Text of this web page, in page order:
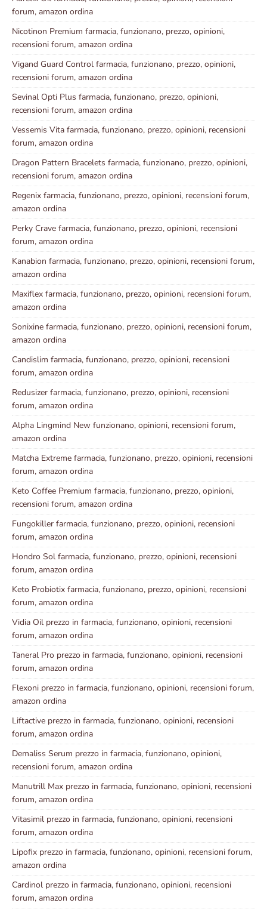
forum, amazon ordina
Nicotinon Premium farmacia, funzionano, prezzo, opinioni,
recensioni forum, amazon ordina
Vigand Guard Control farmacia, funzionano, prezzo, opinioni,
recensioni forum, amazon ordina
Sevinal Opti Plus farmacia, funzionano, prezzo, opinioni,
recensioni forum, amazon ordina
Vessemis Vita farmacia, funzionano, prezzo, opinioni, recensioni
forum, amazon ordina
Dragon Pattern Bracelets farmacia, funzionano, prezzo, opinioni,
recensioni forum, amazon ordina
Regenix farmacia, funzionano, prezzo, opinioni, recensioni forum,
amazon ordina
Perky Crave farmacia, funzionano, prezzo, opinioni, recensioni
forum, amazon ordina
Kanabion farmacia, funzionano, prezzo, opinioni, recensioni forum,
amazon ordina
Maxiflex farmacia, funzionano, prezzo, opinioni, recensioni forum,
amazon ordina
Sonixine farmacia, funzionano, prezzo, opinioni, recensioni forum,
amazon ordina
Candislim farmacia, funzionano, prezzo, opinioni, recensioni
forum, amazon ordina
Redusizer farmacia, funzionano, prezzo, opinioni, recensioni
forum, amazon ordina
Alpha Lingmind New funzionano, opinioni, recensioni forum,
amazon ordina
Matcha Extreme farmacia, funzionano, prezzo, opinioni, recensioni
forum, amazon ordina
Keto Coffee Premium farmacia, funzionano, prezzo, opinioni,
recensioni forum, amazon ordina
Fungokiller farmacia, funzionano, prezzo, opinioni, recensioni
forum, amazon ordina
Hondro Sol farmacia, funzionano, prezzo, opinioni, recensioni
forum, amazon ordina
Keto Probiotix farmacia, funzionano, prezzo, opinioni, recensioni
forum, amazon ordina
Vidia Oil prezzo in farmacia, funzionano, opinioni, recensioni
forum, amazon ordina
Taneral Pro prezzo in farmacia, funzionano, opinioni, recensioni
forum, amazon ordina
Flexoni prezzo in farmacia, funzionano, opinioni, recensioni forum,
amazon ordina
Liftactive prezzo in farmacia, funzionano, opinioni, recensioni
forum, amazon ordina
Demaliss Serum prezzo in farmacia, funzionano, opinioni,
recensioni forum, amazon ordina
Manutrill Max prezzo in farmacia, funzionano, opinioni, recensioni
forum, amazon ordina
Vitasimil prezzo in farmacia, funzionano, opinioni, recensioni
forum, amazon ordina
Lipofix prezzo in farmacia, funzionano, opinioni, recensioni forum,
amazon ordina
Cardinol prezzo in farmacia, funzionano, opinioni, recensioni
forum, amazon ordina